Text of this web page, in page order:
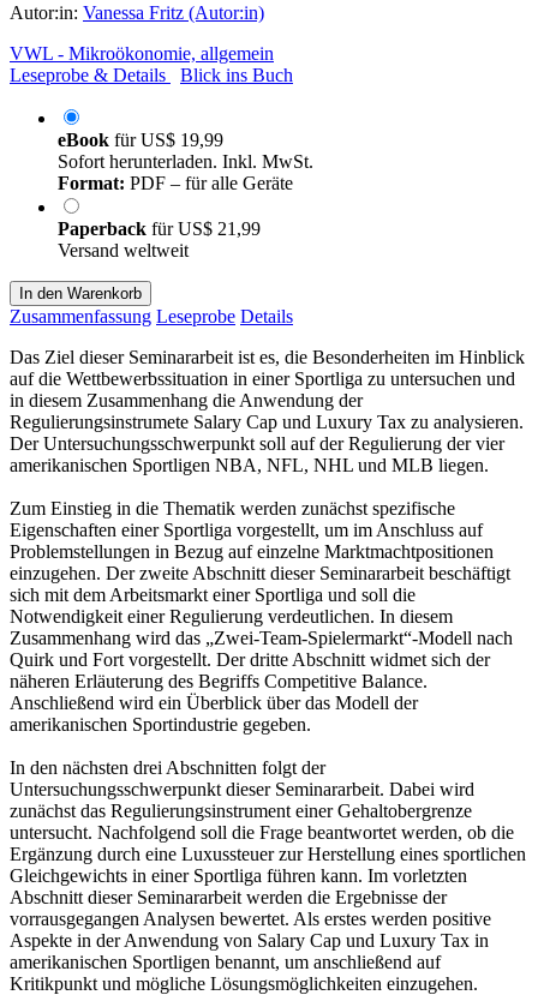
Autor:in: Vanessa Fritz (Autor:in)
VWL - Mikroökonomie, allgemein
Leseprobe & Details
Blick ins Buch
eBook fürUS$ 19,99
Sofort herunterladen. Inkl. MwSt.
Format: PDF – für alle Geräte
Paperback fürUS$ 21,99
Versand weltweit
In den Warenkorb
Zusammenfassung Leseprobe Details
Das Ziel dieser Seminararbeit ist es, die Besonderheiten im Hinblick
auf die Wettbewerbssituation in einer Sportliga zu untersuchen und
in diesem Zusammenhang die Anwendung der
Regulierungsinstrumete Salary Cap und Luxury Tax zu analysieren.
Der Untersuchungsschwerpunkt soll auf der Regulierung der vier
amerikanischen Sportligen NBA, NFL, NHL und MLB liegen.
Zum Einstieg in die Thematik werden zunächst spezifische
Eigenschaften einer Sportliga vorgestellt, um im Anschluss auf
Problemstellungen in Bezug auf einzelne Marktmachtpositionen
einzugehen. Der zweite Abschnitt dieser Seminararbeit beschäftigt
sich mit dem Arbeitsmarkt einer Sportliga und soll die
Notwendigkeit einer Regulierung verdeutlichen. In diesem
Zusammenhang wird das „Zwei-Team-Spielermarkt“-Modell nach
Quirk und Fort vorgestellt. Der dritte Abschnitt widmet sich der
näheren Erläuterung des Begriffs Competitive Balance.
Anschließend wird ein Überblick über das Modell der
amerikanischen Sportindustrie gegeben.
In den nächsten drei Abschnitten folgt der
Untersuchungsschwerpunkt dieser Seminararbeit. Dabei wird
zunächst das Regulierungsinstrument einer Gehaltobergrenze
untersucht. Nachfolgend soll die Frage beantwortet werden, ob die
Ergänzung durch eine Luxussteuer zur Herstellung eines sportlichen
Gleichgewichts in einer Sportliga führen kann. Im vorletzten
Abschnitt dieser Seminararbeit werden die Ergebnisse der
vorrausgegangen Analysen bewertet. Als erstes werden positive
Aspekte in der Anwendung von Salary Cap und Luxury Tax in
amerikanischen Sportligen benannt, um anschließend auf
Kritikpunkt und mögliche Lösungsmöglichkeiten einzugehen.